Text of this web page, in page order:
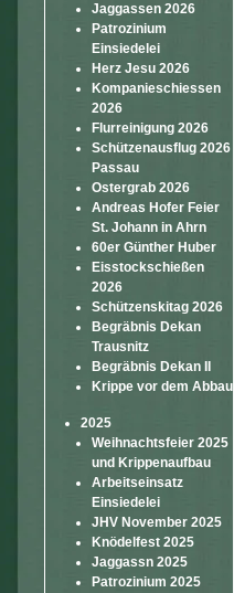
Jaggassen 2026
Patrozinium
Einsiedelei
Herz Jesu 2026
Kompanieschiessen
2026
Flurreinigung 2026
Schützenausflug 2026
Passau
Ostergrab 2026
Andreas Hofer Feier
St. Johann in Ahrn
60er Günther Huber
Eisstockschießen
2026
Schützenskitag 2026
Begräbnis Dekan
Trausnitz
Begräbnis Dekan II
Krippe vor dem Abbau
2025
Weihnachtsfeier 2025
und Krippenaufbau
Arbeitseinsatz
Einsiedelei
JHV November 2025
Knödelfest 2025
Jaggassn 2025
Patrozinium 2025